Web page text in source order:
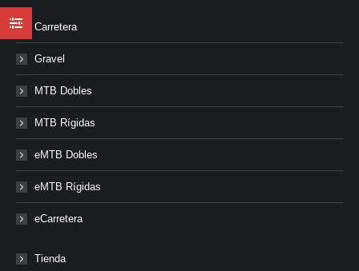
Carretera
Gravel
MTB Dobles
MTB Rígidas
eMTB Dobles
eMTB Rígidas
eCarretera
Tienda